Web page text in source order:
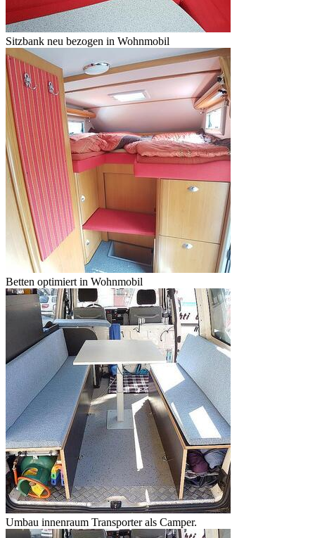
Sitzbank neu bezogen in Wohnmobil
Betten optimiert in Wohnmobil
Umbau innenraum Transporter als Camper.